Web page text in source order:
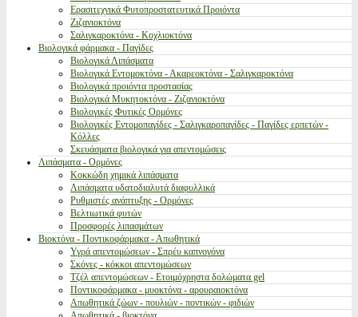
Ερασιτεχνικά Φυτοπροστατευτικά Προιόντα
Ζιζανιοκτόνα
Σαλιγκαροκτόνα - Κοχλιοκτόνα
Βιολογικά φάρμακα - Παγίδες
Βιολογικά Λιπάσματα
Βιολογικά Εντομοκτόνα - Ακαρεοκτόνα - Σαλιγκαροκτόνα
Βιολογικά προιόντα προστασίας
Βιολογικά Μυκητοκτόνα - Ζιζανιοκτόνα
Βιολογικές Φυτικές Ορμόνες
Βιολογικές Εντομοπαγίδες - Σαλιγκαροπαγίδες - Παγίδες ερπετών -
Κόλλες
Σκευάσματα βιολογικά για απεντομώσεις
Λιπάσματα - Ορμόνες
Κοκκώδη χημικά λιπάσματα
Λιπάσματα υδατοδιαλυτά διαφυλλικά
Ρυθμιστές ανάπτυξης - Ορμόνες
Βελτιωτικά φυτών
Προσφορές λιπασμάτων
Βιοκτόνα - Ποντικοφάρμακα - Απωθητικά
Υγρά απεντομώσεων - Σπρέυ καπνογόνα
Σκόνες - κόκκοι απεντομώσεων
Τζέλ απεντομώσεων - Ετοιμόχρηστα δολώματα gel
Ποντικοφάρμακα - μυοκτόνα - αρουραιοκτόνα
Απωθητικά ζώων - πουλιών - ποντικών - φιδιών